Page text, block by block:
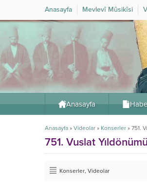
Anasayfa Mevlevî Mûsikîsi
Anasayfa
Anasayfa » Videolar » Konserler » 751.
751. Vuslat
Konserler, Videolar